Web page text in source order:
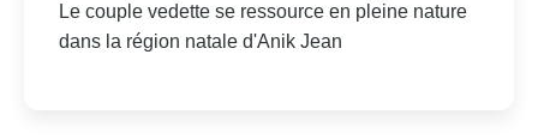
Le couple vedette se ressource en pleine nature
dans la région natale d'Anik Jean